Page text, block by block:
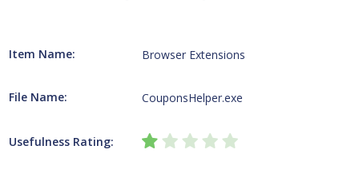
Item Name: Browser Extensions
File Name: CouponsHelper.exe
Usefulness Rating: